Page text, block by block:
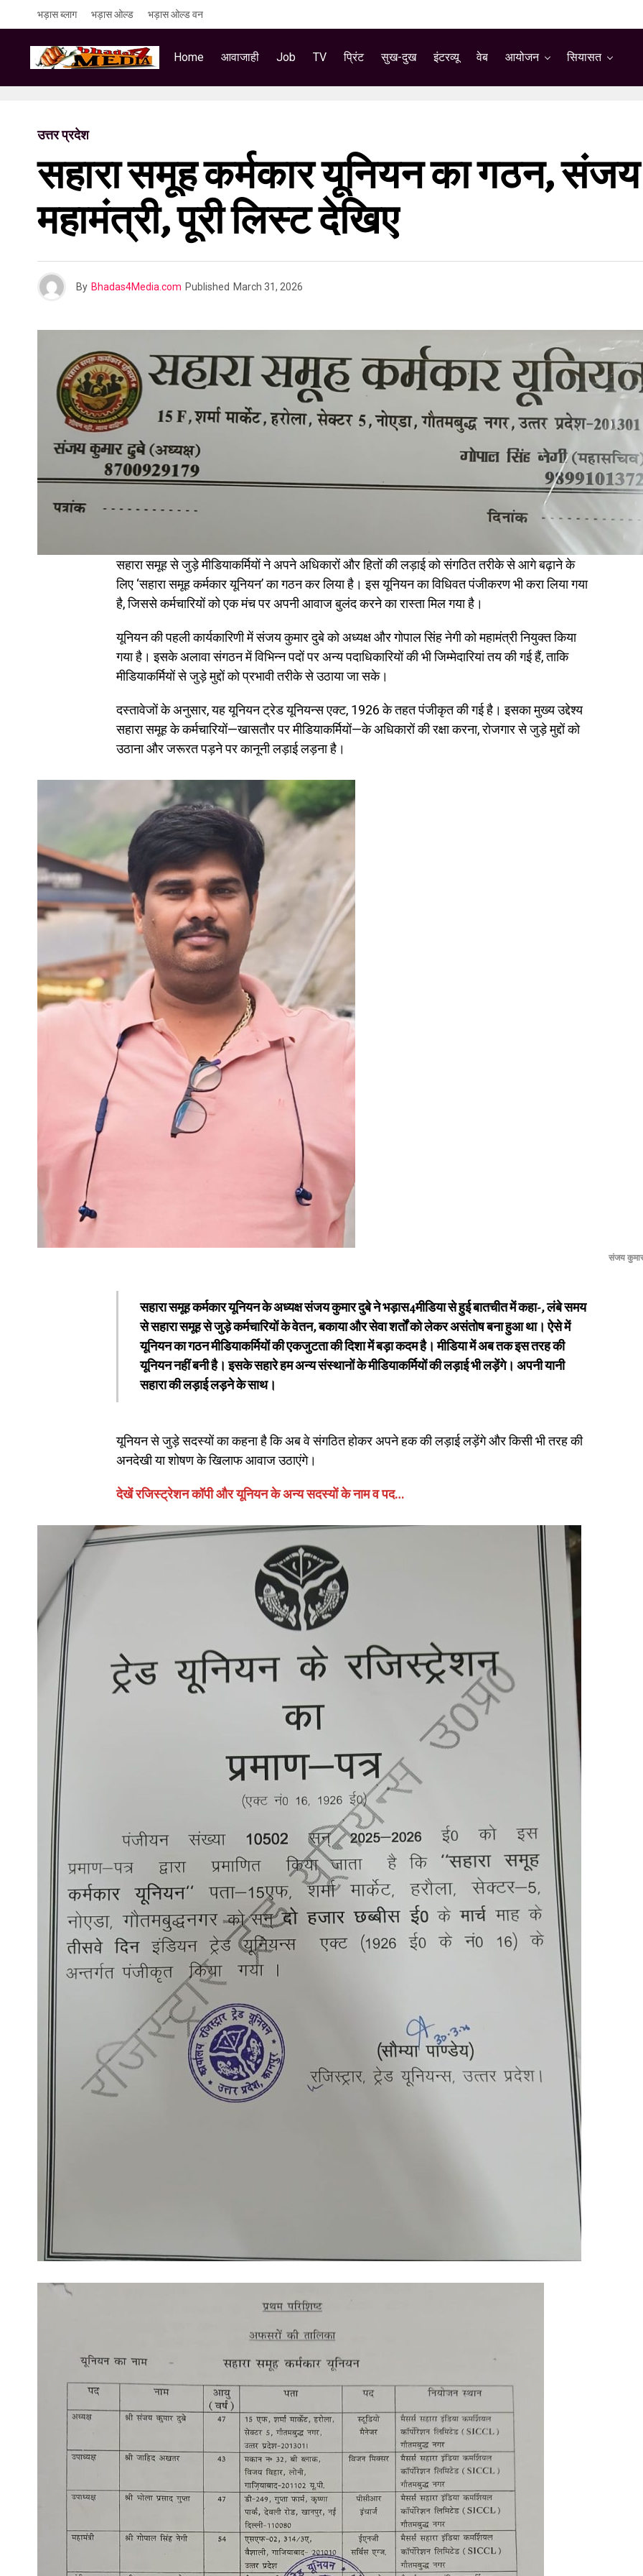
भड़ास ब्लाग भड़ास ओल्ड भड़ास ओल्ड वन
Home आवाजाही Job TV प्रिंट सुख-दुख इंटरव्यू वेब आयोजन सियासत
उत्तर प्रदेश
सहारा समूह कर्मकार यूनियन का गठन,
महामंत्री, पूरी लिस्ट देखिए
By Bhadas4Media.com Published March 31, 2026
सहारा समूह से जुड़े मीडियाकर्मियों ने अपने अधिकारों और हितों की लड़ाई को संगठित तरीके से आगे बढ़ाने के
लिए ‘सहारा समूह कर्मकार यूनियन’ का गठन कर लिया है। इस यूनियन का विधिवत पंजीकरण भी करा लिया गया
है, जिससे कर्मचारियों को एक मंच पर अपनी आवाज बुलंद करने का रास्ता मिल गया है।
यूनियन की पहली कार्यकारिणी में संजय कुमार दुबे को अध्यक्ष और गोपाल सिंह नेगी को महामंत्री नियुक्त किया
गया है। इसके अलावा संगठन में विभिन्न पदों पर अन्य पदाधिकारियों की भी जिम्मेदारियां तय की गई हैं, ताकि
मीडियाकर्मियों से जुड़े मुद्दों को प्रभावी तरीके से उठाया जा सके।
दस्तावेजों के अनुसार, यह यूनियन ट्रेड यूनियन्स एक्ट, 1926 के तहत पंजीकृत की गई है। इसका मुख्य उद्देश्य
सहारा समूह के कर्मचारियों—खासतौर पर मीडियाकर्मियों—के अधिकारों की रक्षा करना, रोजगार से जुड़े मुद्दों को
उठाना और जरूरत पड़ने पर कानूनी लड़ाई लड़ना है।
संजय
सहारा समूह कर्मकार यूनियन के अध्यक्ष संजय कुमार दुबे ने भड़ास4मीडिया से हुई बातचीत में कहा-, लंबे समय
से सहारा समूह से जुड़े कर्मचारियों के वेतन, बकाया और सेवा शर्तों को लेकर असंतोष बना हुआ था। ऐसे में
यूनियन का गठन मीडियाकर्मियों की एकजुटता की दिशा में बड़ा कदम है। मीडिया में अब तक इस तरह की
यूनियन नहीं बनी है। इसके सहारे हम अन्य संस्थानों के मीडियाकर्मियों की लड़ाई भी लड़ेंगे। अपनी यानी
सहारा की लड़ाई लड़ने के साथ।
यूनियन से जुड़े सदस्यों का कहना है कि अब वे संगठित होकर अपने हक की लड़ाई लड़ेंगे और किसी भी तरह की
अनदेखी या शोषण के खिलाफ आवाज उठाएंगे।
देखें रजिस्ट्रेशन कॉपी और यूनियन के अन्य सदस्यों के नाम व पद…